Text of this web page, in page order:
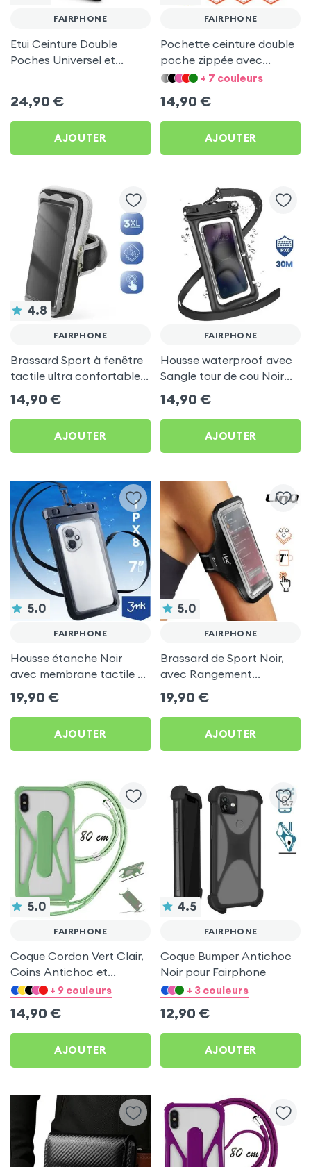
FAIRPHONE
Etui Ceinture Double
Poches Universel et
24,90 €
AJOUTER
FAIRPHONE
Pochette ceinture double
poche zippée avec
mousqueton + Lanière -
+ 7 couleurs
14,90 €
AJOUTER
4.8
FAIRPHONE
Brassard Sport à fenêtre
tactile ultra confortable
pour Fairphone
14,90 €
AJOUTER
FAIRPHONE
Housse waterproof avec
Sangle tour de cou Noir
pour Fairphone
14,90 €
AJOUTER
5.0
FAIRPHONE
Housse étanche Noir
avec membrane tactile +
Dragonne pour Fairphone
19,90 €
AJOUTER
5.0
FAIRPHONE
Brassard de Sport Noir,
avec Rangement
Carte/clé LinQ pour
Fairphone
19,90 €
AJOUTER
5.0
FAIRPHONE
Coque Cordon Vert Clair,
Coins Antichoc et
Support Vidéo pour
+ 9 couleurs
14,90 €
AJOUTER
4.5
FAIRPHONE
Coque Bumper Antichoc
Noir pour Fairphone
+ 3 couleurs
12,90 €
AJOUTER